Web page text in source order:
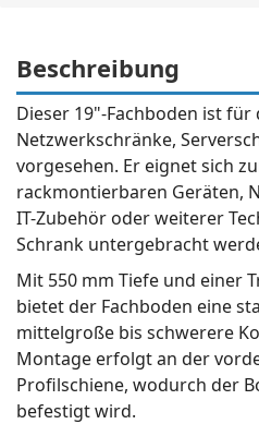
Beschreibung
Dieser 19"-Fachboden ist für
Netzwerkschränke,
vorgesehen. Er eignet sich
rackmontierbaren Geräten,
IT-Zubehör oder weiterer
Schrank untergebracht
Mit 550 mm Tiefe und einer
bietet der Fachboden eine
mittelgroße bis schwerere
Montage erfolgt an der
Profilschiene, wodurch der
befestigt wird.